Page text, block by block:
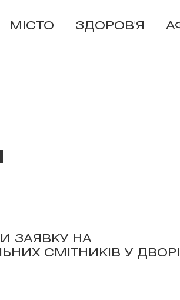
МІСТО ЗДОРОВ'Я
ЗАЯВКУ НА
СМІТНИКІВ У ДВОРІ